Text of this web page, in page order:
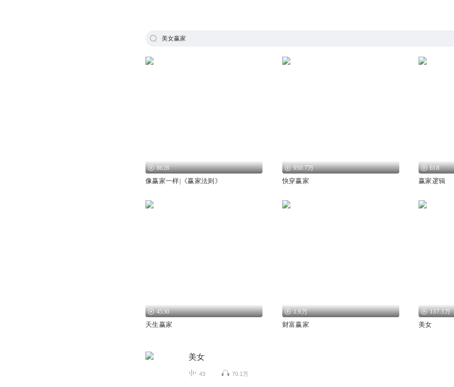
美女赢家
8628
像赢家一样|《赢家法则》
950.7万
快穿赢家
618
赢家逻辑
4530
天生赢家
1.9万
财富赢家
137.3万
美女
美女
43 70.1万